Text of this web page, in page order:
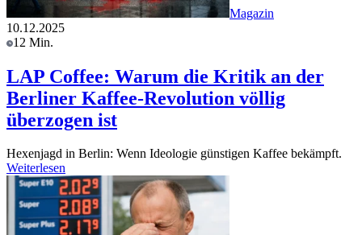
Magazin
10.12.2025
12 Min.
LAP Coffee: Warum die Kritik an der
Berliner Kaffee-Revolution völlig
überzogen ist
Hexenjagd in Berlin: Wenn Ideologie günstigen Kaffee bekämpft.
Weiterlesen